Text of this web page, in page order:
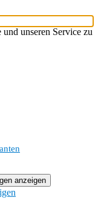
unseren Service zu
anzeigen